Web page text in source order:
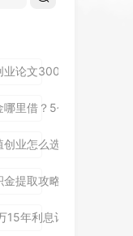
费守护理财资金
业论文3000字写作指南
推荐，低成本也能赚大
哪里借？5个靠谱渠道及
现和积分理财省出第一
创业怎么选？这5个低成
别错过！
金提取攻略：手把手教你
高回报轻松当老板
15年利息计算与理财规